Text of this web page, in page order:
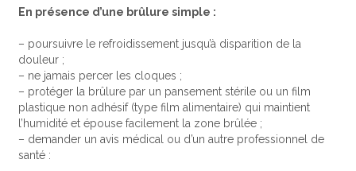
En présence d’une brûlure simple :
– poursuivre le refroidissement jusqu’à disparition de la
douleur ;
– ne jamais percer les cloques ;
– protéger la brûlure par un pansement stérile ou un film
plastique non adhésif (type film alimentaire) qui maintient
l’humidité et épouse facilement la zone brûlée ;
– demander un avis médical ou d’un autre professionnel de
santé :